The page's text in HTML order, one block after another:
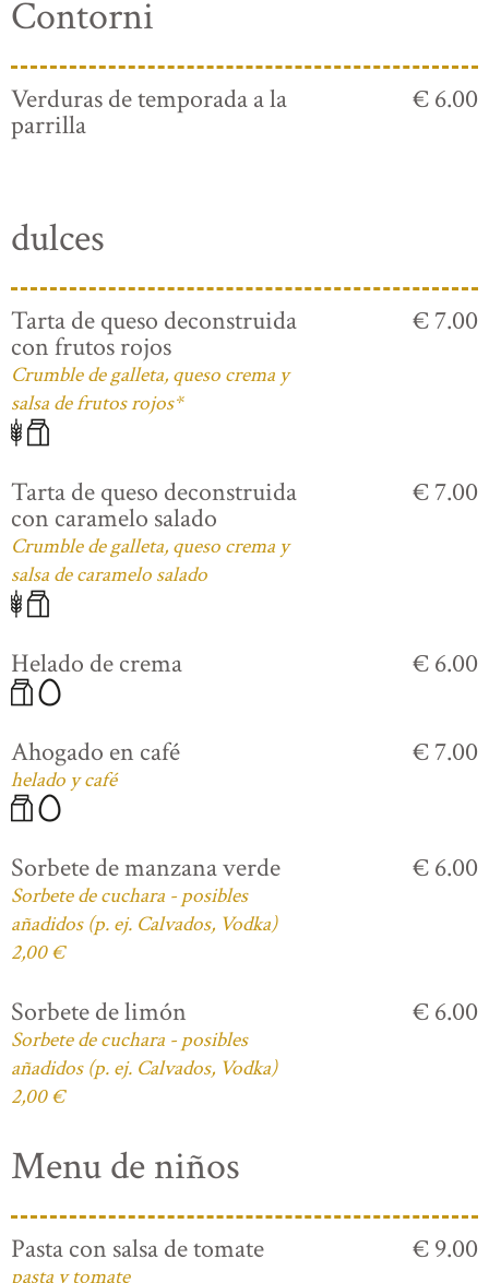
Contorni
Verduras de temporada a la
parrilla
€ 6.00
dulces
Tarta de queso deconstruida
con frutos rojos
Crumble de galleta, queso crema y
salsa de frutos rojos*
€ 7.00
Tarta de queso deconstruida
con caramelo salado
Crumble de galleta, queso crema y
salsa de caramelo salado
€ 7.00
Helado de crema € 6.00
Ahogado en café
helado y café
€ 7.00
Sorbete de manzana verde
Sorbete de cuchara - posibles
añadidos (p. ej. Calvados, Vodka)
2,00 €
€ 6.00
Sorbete de limón
Sorbete de cuchara - posibles
añadidos (p. ej. Calvados, Vodka)
2,00 €
€ 6.00
Menu de niños
Pasta con salsa de tomate
pasta y tomate
€ 9.00